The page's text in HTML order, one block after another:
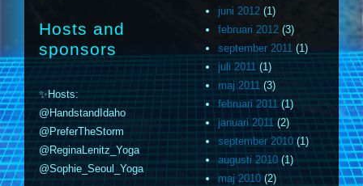
Hosts and
sponsors
✨Hosts:
@HandstandIdaho
@PreferTheStorm
@ReginaLenitz_Yoga
@Sophie_Seoul_Yoga
juni 2012 (1)
februari 2012 (3)
september 2011 (1)
juli 2011(1)
maj 2011(3)
februari 2011 (1)
januari 2011 (2)
september 2010(1)
augusti 2010(1)
maj 2010 (2)